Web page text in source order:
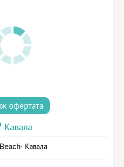
офертата
Кавала
Кавала